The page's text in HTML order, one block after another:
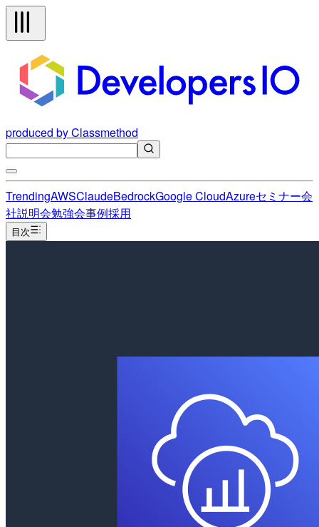
produced by Classmethod
TrendingAWSClaudeBedrockGoogle CloudAzureセミナー会
社説明会勉強会事例採用
目次